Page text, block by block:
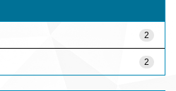
2
2